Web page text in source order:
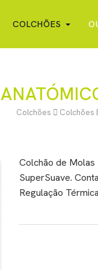
COLCHÕES
Colchões Colchões
Colchão de
SuperSuave.
Regulação